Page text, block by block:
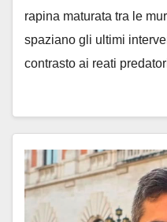
rapina maturata tra le
spaziano gli ultimi
contrasto ai reati